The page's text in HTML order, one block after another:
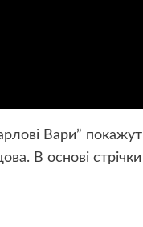
Вари”
В основі